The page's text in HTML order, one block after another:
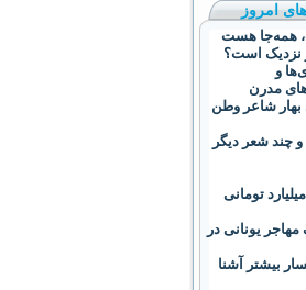
امروز
همه‌جا هست
نزدیک است؟
و
مدرن
شاعر وطن
چند شعر دیگر
تومانی
مهاجر یونانی در
بیشتر آشنا